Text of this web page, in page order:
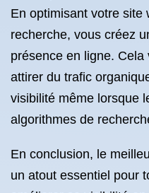
En optimisant votre site
recherche, vous créez
présence en ligne.
attirer du trafic
visibilité même lorsque
algorithmes de
En conclusion, le
un atout essentiel pour